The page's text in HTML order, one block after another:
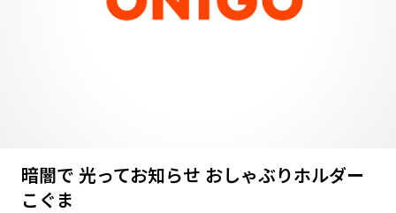
暗闇で 光ってお知らせ おしゃぶりホルダー
こぐま